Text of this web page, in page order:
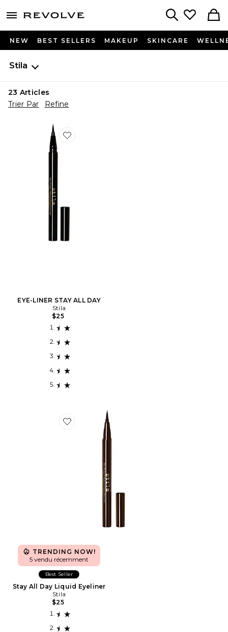
menu - shows more content
NEW BEST SELLERS MAKEUP SKINCARE
Stila
23 Articles
Trier Par
Refine
Favorite EYE-LINER STAY ALL DAY
EYE-LINER STAY ALL DAY
Stila
$25
Favorite Stay All Day Liquid Eyeliner
TRENDING NOW!
5 vendu récemment
Best Seller
Stay All Day Liquid Eyeliner
Stila
$25